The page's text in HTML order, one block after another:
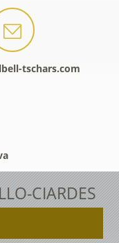
tschars.com
CIARDES